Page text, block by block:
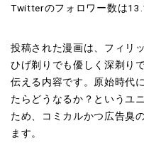
Twitterのフォロワー数は
投稿された漫画は、フィリ
ひげ剃りでも優しく深剃り
伝える内容です。原始時代
たらどうなるか？というユ
ため、コミカルかつ広告臭
ます。